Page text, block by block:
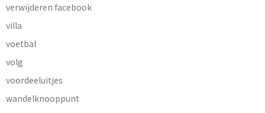
verwijderen facebook
villa
voetbal
volg
voordeeluitjes
wandelknooppunt